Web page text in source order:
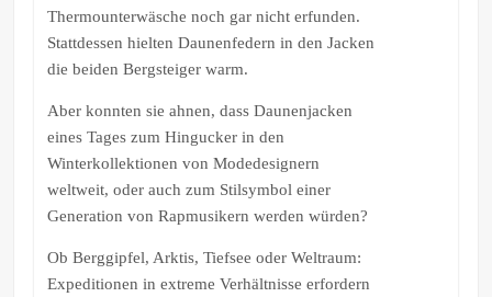
Thermounterwäsche noch gar nicht erfunden.
Stattdessen hielten Daunenfedern in den Jacken
die beiden Bergsteiger warm.
Aber konnten sie ahnen, dass Daunenjacken
eines Tages zum Hingucker in den
Winterkollektionen von Modedesignern
weltweit, oder auch zum Stilsymbol einer
Generation von Rapmusikern werden würden?
Ob Berggipfel, Arktis, Tiefsee oder Weltraum:
Expeditionen in extreme Verhältnisse erfordern